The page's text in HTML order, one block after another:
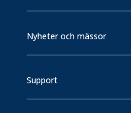
Nyheter och mässor
Support